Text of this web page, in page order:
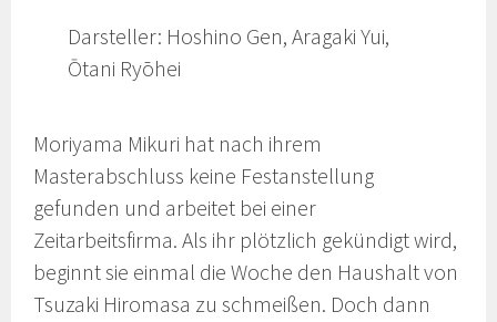
Darsteller: Hoshino Gen, Aragaki Yui,
Ōtani Ryōhei
Moriyama Mikuri hat nach ihrem
Masterabschluss keine Festanstellung
gefunden und arbeitet bei einer
Zeitarbeitsfirma. Als ihr plötzlich gekündigt wird,
beginnt sie einmal die Woche den Haushalt von
Tsuzaki Hiromasa zu schmeißen. Doch dann